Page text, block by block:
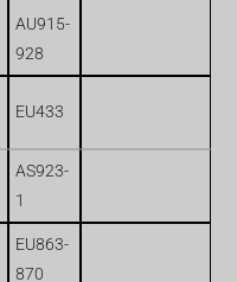
AU915-
928
EU433
AS923-
1
EU863-
870